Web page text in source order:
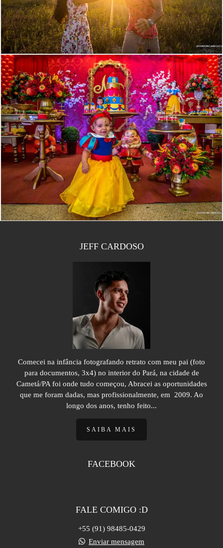
1860 2
JEFF CARDOSO
Comecei na infância fotografando retrato com meu pai (foto
para documentos, 3x4) no interior do Pará, na cidade de
Cametá/PA foi onde tudo começou, Abracei as oportunidades
que me foram dadas, mas profissionalmente, em 2009. Ao
longo dos anos, tenho feito...
SAIBA MAIS
FACEBOOK
FALE COMIGO :D
+55 (91) 98485-0429
Enviar mensagem